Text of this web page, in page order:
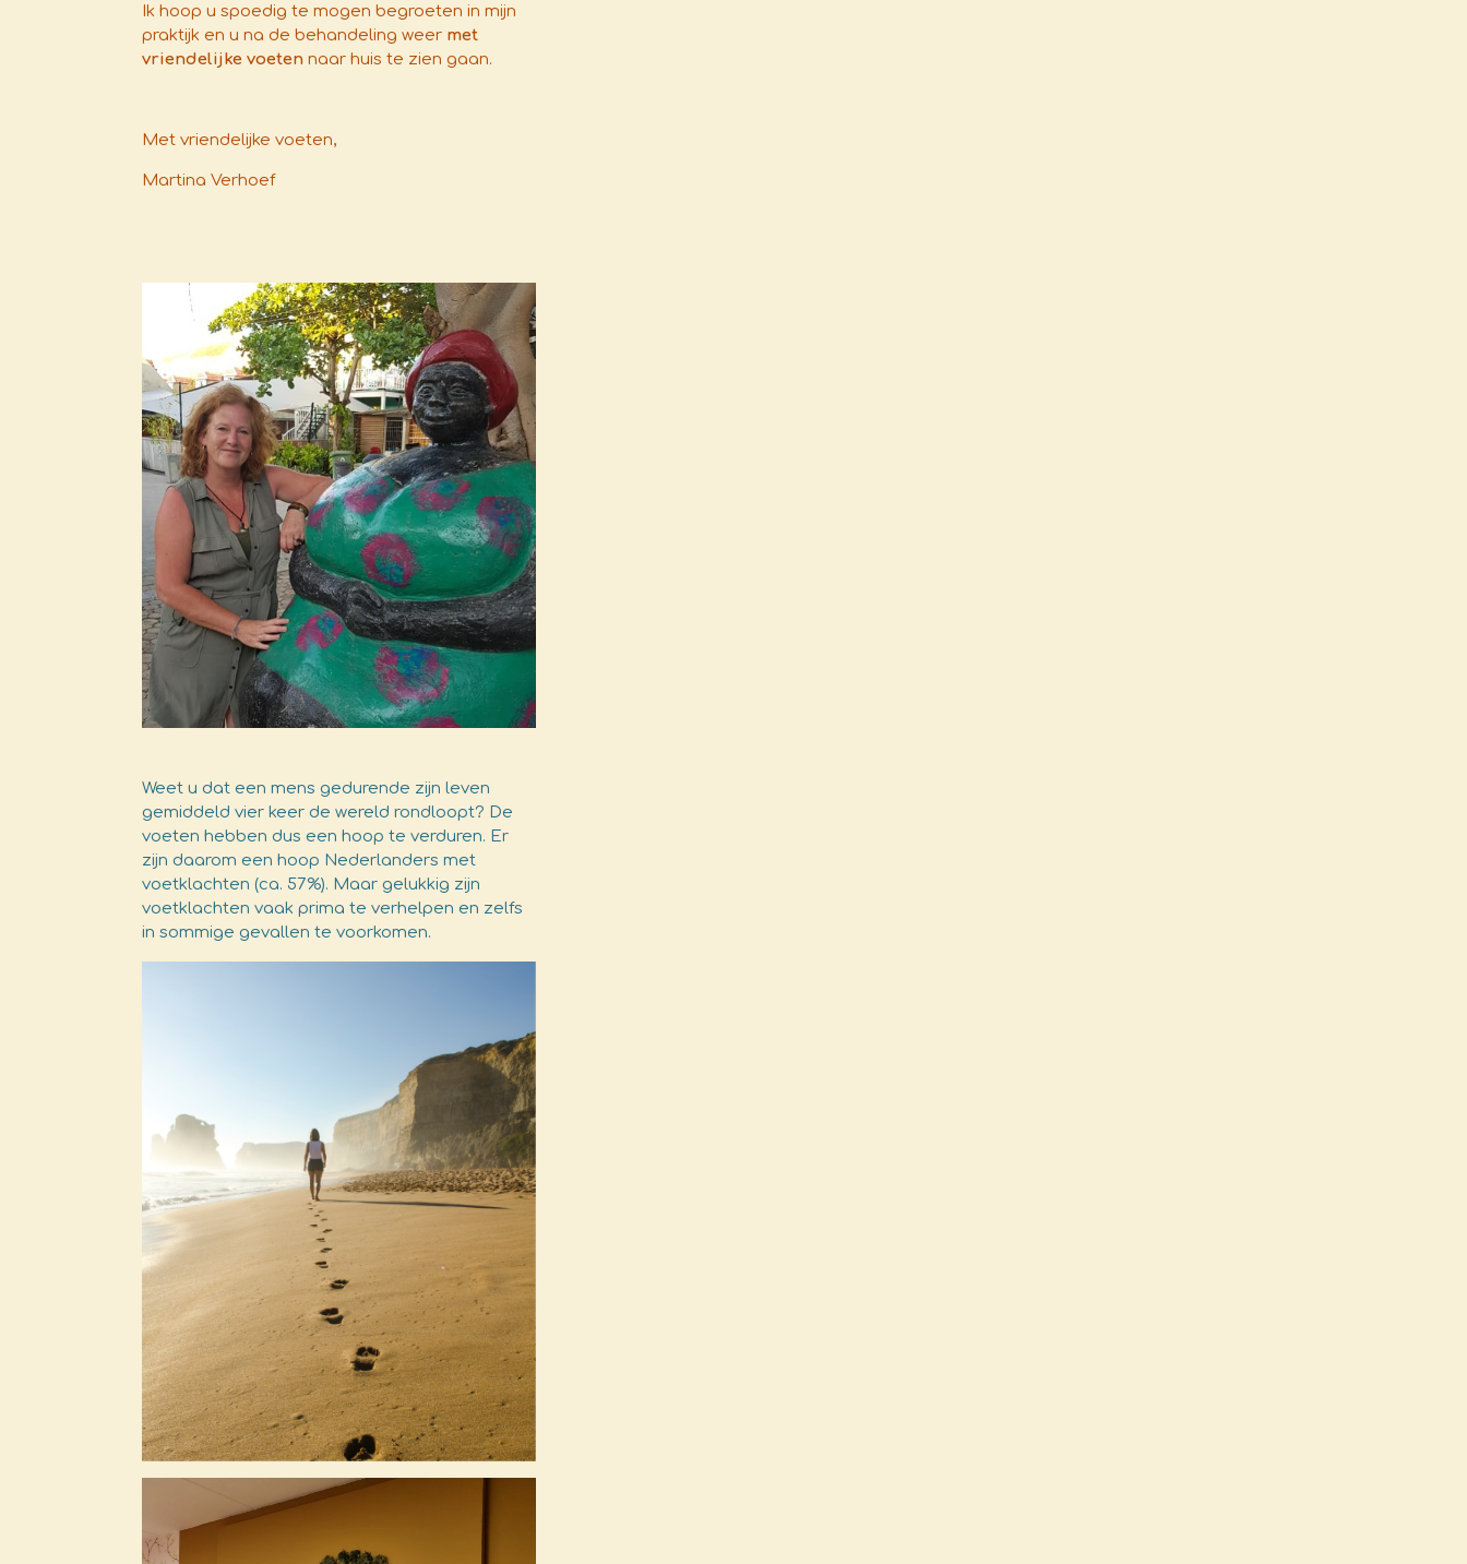
Ik hoop u spoedig te mogen begroeten in mijn
praktijk en u na de behandeling weer met
vriendelijke voetennaar huis te zien gaan.
Met vriendelijke voeten,
Martina Verhoef
Weet u dat een mens gedurende zijn leven
gemiddeld vier keer de wereld rondloopt? De
voeten hebben dus een hoop te verduren. Er
zijn daarom een hoop Nederlanders met
voetklachten (ca. 57%). Maar gelukkig zijn
voetklachten vaak prima te verhelpen en zelfs
in sommige gevallen te voorkomen.